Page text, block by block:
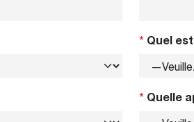
* Quel
* Quelle